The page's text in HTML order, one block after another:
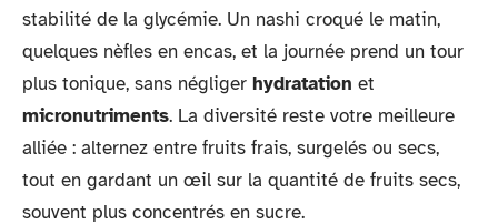
stabilité de la glycémie. Un nashi croqué le matin,
quelques nèfles en encas, et la journée prend un tour
plus tonique, sans négliger hydratation et
micronutriments. La diversité reste votre meilleure
alliée : alternez entre fruits frais, surgelés ou secs,
tout en gardant un œil sur la quantité de fruits secs,
souvent plus concentrés en sucre.